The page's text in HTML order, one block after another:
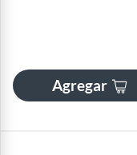
Agregar